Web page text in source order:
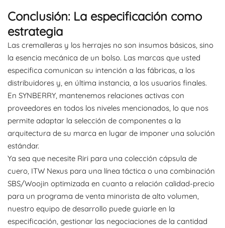
Conclusión: La especificación como
estrategia
Las cremalleras y los herrajes no son insumos básicos, sino
la esencia mecánica de un bolso. Las marcas que usted
especifica comunican su intención a las fábricas, a los
distribuidores y, en última instancia, a los usuarios finales.
En SYNBERRY, mantenemos relaciones activas con
proveedores en todos los niveles mencionados, lo que nos
permite adaptar la selección de componentes a la
arquitectura de su marca en lugar de imponer una solución
estándar.
Ya sea que necesite Riri para una colección cápsula de
cuero, ITW Nexus para una línea táctica o una combinación
SBS/Woojin optimizada en cuanto a relación calidad-precio
para un programa de venta minorista de alto volumen,
nuestro equipo de desarrollo puede guiarle en la
especificación, gestionar las negociaciones de la cantidad